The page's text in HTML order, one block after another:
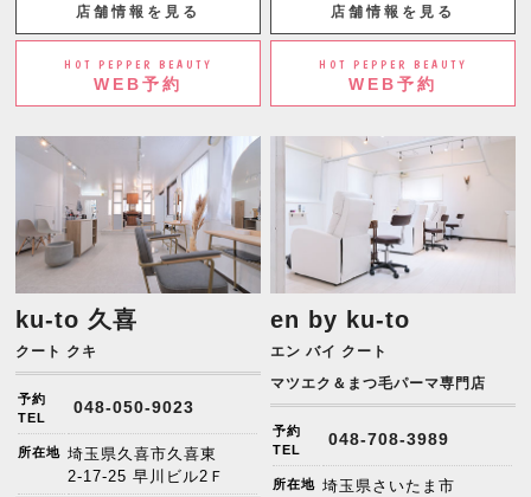
店舗情報を見る
HOT PEPPER BEAUTY
WEB予約
店舗情報を見る
HOT PEPPER BEAUTY
WEB予約
ku-to 久喜
クート クキ
予約
TEL
048-050-9023
所在地 埼玉県久喜市久喜東
2-17-25 早川ビル2Ｆ
en by ku-to
エン バイ クート
マツエク＆まつ毛パーマ専門店
予約
TEL
048-708-3989
所在地 埼玉県さいたま市